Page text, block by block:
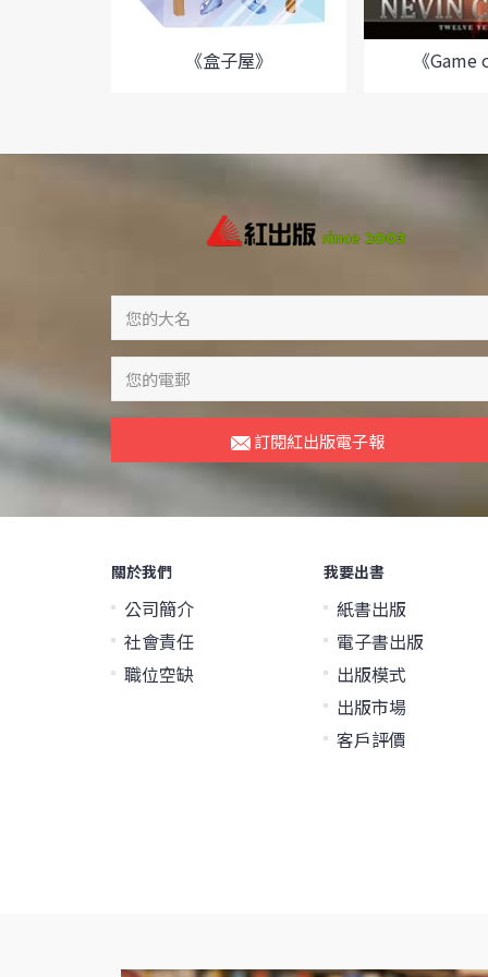
《盒子屋》 《Game
訂閱紅出版電子報
關於我們
公司簡介
社會責任
職位空缺
我要出書
紙書出版
電子書出版
出版模式
出版市場
客戶評價